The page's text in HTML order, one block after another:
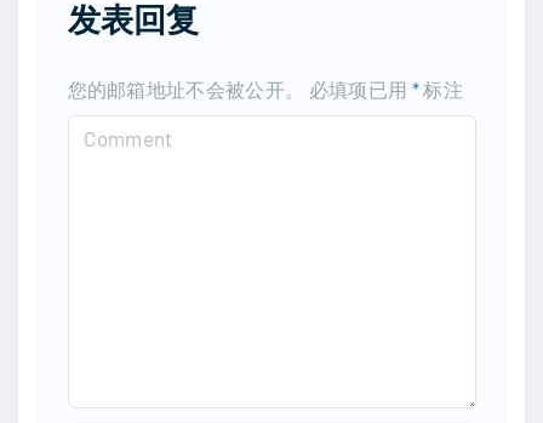
发表回复
您的邮箱地址不会被公开。 必填项已用 *标注